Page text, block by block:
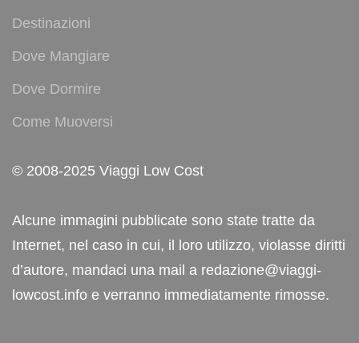
Destinazioni
Dove Mangiare
Dove Dormire
Come Muoversi
© 2008-2025 Viaggi Low Cost
Alcune immagini pubblicate sono state tratte da
Internet, nel caso in cui, il loro utilizzo, violasse diritti
d’autore, mandaci una mail a redazione@viaggi-
lowcost.info e verranno immediatamente rimosse.